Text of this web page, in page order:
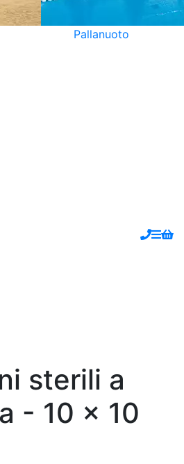
Pallanuoto
sterili a
- 10 x 10